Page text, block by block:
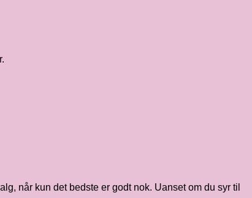
når kun det bedste er godt nok. Uanset om du syr til